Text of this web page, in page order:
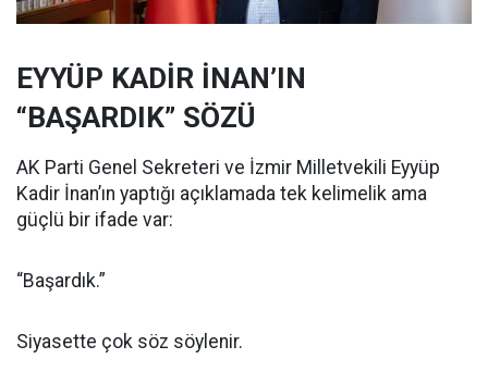
EYYÜP KADİR İNAN’IN
“BAŞARDIK” SÖZÜ
AK Parti Genel Sekreteri ve İzmir Milletvekili Eyyüp
Kadir İnan’ın yaptığı açıklamada tek kelimelik ama
güçlü bir ifade var:
“Başardık.”
Siyasette çok söz söylenir.